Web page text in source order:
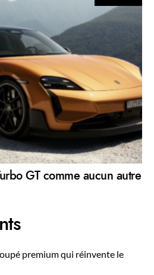
GT comme aucun autre
premium qui réinvente le